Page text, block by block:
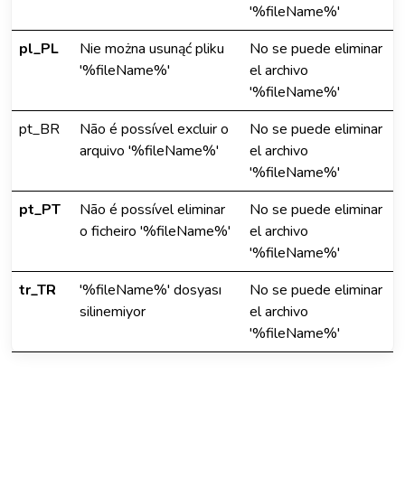
'%fileName%'
pl_PL
Nie można usunąć pliku
'%fileName%'
No se puede eliminar
el archivo
'%fileName%'
pt_BR
Não é possível excluir o
arquivo '%fileName%'
No se puede eliminar
el archivo
'%fileName%'
pt_PT
Não é possível eliminar
o ficheiro '%fileName%'
No se puede eliminar
el archivo
'%fileName%'
tr_TR
'%fileName%' dosyası
silinemiyor
No se puede eliminar
el archivo
'%fileName%'